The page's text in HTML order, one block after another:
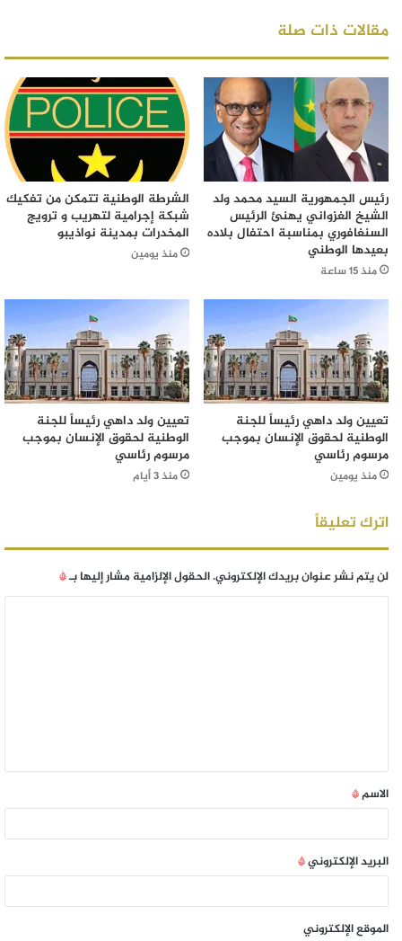
مقالات ذات صلة
رئيس الجمهورية السيد محمد ولد
الشيخ الغزواني يهنئ الرئيس
السنغافوري بمناسبة احتفال بلاده
بعيدها الوطني
منذ 15 ساعة
الشرطة الوطنية تتمكن من تفكيك
شبكة إجرامية لتهريب و ترويج
المخدرات بمدينة نواذيبو
منذ يومين
تعيين ولد داهي رئيساً للجنة
الوطنية لحقوق الإنسان بموجب
مرسوم رئاسي
منذ يومين
تعيين ولد داهي رئيساً للجنة
الوطنية لحقوق الإنسان بموجب
مرسوم رئاسي
منذ 3 أيام
اترك تعليقاً
لن يتم نشر عنوان بريدك الإلكتروني.الحقول الإلزامية مشار إليها بـ*
الاسم*
البريد الإلكتروني*
الموقع الإلكتروني